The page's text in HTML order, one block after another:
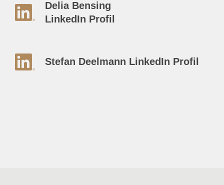
Delia Bensing
LinkedIn Profil
Stefan Deelmann LinkedIn Profil